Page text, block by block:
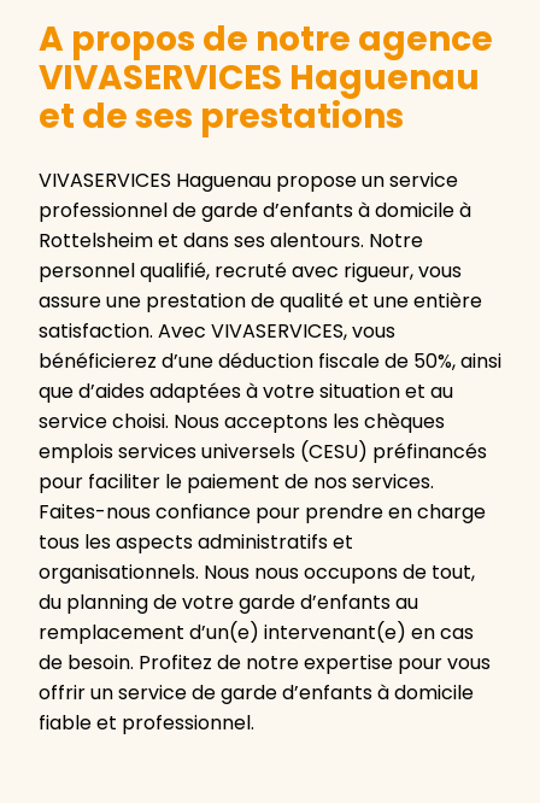
A propos de notre agence
VIVASERVICES Haguenau
et de ses prestations
VIVASERVICES Haguenau propose un service
professionnel de garde d’enfants à domicile à
Rottelsheim et dans ses alentours. Notre
personnel qualifié, recruté avec rigueur, vous
assure une prestation de qualité et une entière
satisfaction. Avec VIVASERVICES, vous
bénéficierez d’une déduction fiscale de 50%, ainsi
que d’aides adaptées à votre situation et au
service choisi. Nous acceptons les chèques
emplois services universels (CESU) préfinancés
pour faciliter le paiement de nos services.
Faites-nous confiance pour prendre en charge
tous les aspects administratifs et
organisationnels. Nous nous occupons de tout,
du planning de votre garde d’enfants au
remplacement d’un(e) intervenant(e) en cas
de besoin. Profitez de notre expertise pour vous
offrir un service de garde d’enfants à domicile
fiable et professionnel.